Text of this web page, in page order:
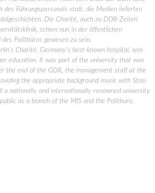
Führungspersonals statt, die Medien lieferten
Die Charité, auch zu DDR-Zeiten
schien nun in der öffentlichen
Politbüros gewesen zu sein.
Charité, Germany’s best-known hospital, was
education. It was part of the university that was
the end of the GDR, the management staff at the
the appropriate background music with Stasi
a nationally and internationally renowned university
as a branch of the MfS and the Politburo.